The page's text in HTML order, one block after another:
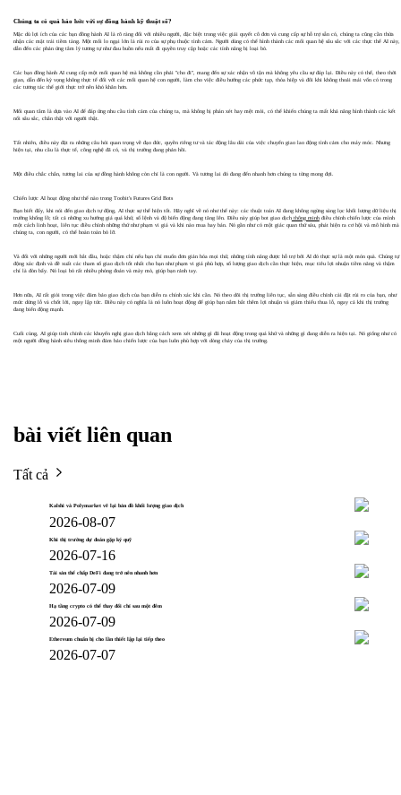
Chúng ta có quá háo hức với sự đồng hành kỹ thuật số?
Mặc dù lợi ích của các bạn đồng hành AI là rõ ràng đối với nhiều người, đặc biệt trong việc giải quyết cô đơn và cung cấp sự hỗ trợ sẵn có, chúng ta cũng cần thừa
nhận các mặt trái tiềm tàng. Một mối lo ngại lớn là rủi ro của sự phụ thuộc tình cảm. Người dùng có thể hình thành các mối quan hệ sâu sắc với các thực thể AI này,
dẫn đến các phản ứng tâm lý tương tự như đau buồn nếu mất đi quyền truy cập hoặc các tính năng bị loại bỏ.
Các bạn đồng hành AI cung cấp một mối quan hệ mà không cần phải "cho đi", mang đến sự xác nhận vô tận mà không yêu cầu sự đáp lại. Điều này có thể, theo thời
gian, dẫn đến kỳ vọng không thực tế đối với các mối quan hệ con người, làm cho việc điều hướng các phức tạp, thỏa hiệp và đôi khi không thoải mái vốn có trong
các tương tác thế giới thực trở nên khó khăn hơn.
Mối quan tâm là dựa vào AI để đáp ứng nhu cầu tình cảm của chúng ta, mà không bị phán xét hay mệt mỏi, có thể khiến chúng ta mất khả năng hình thành các kết
nối sâu sắc, chân thật với người thật.
Tất nhiên, điều này đặt ra những câu hỏi quan trọng về đạo đức, quyền riêng tư và tác động lâu dài của việc chuyển giao lao động tình cảm cho máy móc. Nhưng
hiện tại, nhu cầu là thực tế, công nghệ đã có, và thị trường đang phản hồi.
Một điều chắc chắn, tương lai của sự đồng hành không còn chỉ là con người. Và tương lai đó đang đến nhanh hơn chúng ta từng mong đợi.
Chiến lược AI hoạt động như thế nào trong Toobit's Futures Grid Bots
Bạn biết đấy, khi nói đến giao dịch tự động, AI thực sự thể hiện tốt. Hãy nghĩ về nó như thế này: các thuật toán AI đang không ngừng sàng lọc khối lượng dữ liệu thị
trường khổng lồ; tất cả những xu hướng giá quá khứ, sổ lệnh và độ biến động đang tăng lên. Điều này giúp bot giao dịchthông minhđiều chỉnh chiến lược của mình
một cách linh hoạt, liên tục điều chỉnh những thứ như phạm vi giá và khi nào mua hay bán. Nó gần như có một giác quan thứ sáu, phát hiện ra cơ hội và mô hình mà
chúng ta, con người, có thể hoàn toàn bỏ lỡ.
Và đối với những người mới bắt đầu, hoặc thậm chí nếu bạn chỉ muốn đơn giản hóa mọi thứ, những tính năng được hỗ trợ bởi AI đó thực sự là một món quà. Chúng tự
động xác định và đề xuất các tham số giao dịch tốt nhất cho bạn như phạm vi giá phù hợp, số lượng giao dịch cần thực hiện, mục tiêu lợi nhuận tiềm năng và thậm
chí là đòn bẩy. Nó loại bỏ rất nhiều phỏng đoán và mày mò, giúp bạn rảnh tay.
Hơn nữa, AI rất giỏi trong việc đảm bảo giao dịch của bạn diễn ra chính xác khi cần. Nó theo dõi thị trường liên tục, sẵn sàng điều chỉnh cài đặt rủi ro của bạn, như
mức dừng lỗ và chốt lời, ngay lập tức. Điều này có nghĩa là nó luôn hoạt động để giúp bạn nắm bắt thêm lợi nhuận và giảm thiểu thua lỗ, ngay cả khi thị trường
đang biến động mạnh.
Cuối cùng, AI giúp tinh chỉnh các khuyến nghị giao dịch bằng cách xem xét những gì đã hoạt động trong quá khứ và những gì đang diễn ra hiện tại. Nó giống như có
một người đồng hành siêu thông minh đảm bảo chiến lược của bạn luôn phù hợp với dòng chảy của thị trường.
bài viết liên quan
Tất cả
Kalshi và Polymarket vẽ lại bản đồ khối lượng giao dịch
2026-08-07
Khi thị trường dự đoán gặp ký quỹ
2026-07-16
Tài sản thế chấp DeFi đang trở nên nhanh hơn
2026-07-09
Hạ tầng crypto có thể thay đổi chỉ sau một đêm
2026-07-09
Ethereum chuẩn bị cho lần thiết lập lại tiếp theo
2026-07-07